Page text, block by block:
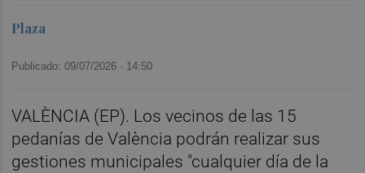
Plaza
Publicado: 09/07/2026 · 14:50
VALÈNCIA (EP). Los vecinos de las 15
pedanías de València podrán realizar sus
gestiones municipales "cualquier día de la